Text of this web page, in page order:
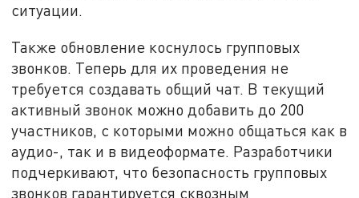
ситуации.
Также обновление коснулось групповых
звонков. Теперь для их проведения не
требуется создавать общий чат. В текущий
активный звонок можно добавить до 200
участников, с которыми можно общаться как в
аудио-, так и в видеоформате. Разработчики
подчеркивают, что безопасность групповых
звонков гарантируется сквозным